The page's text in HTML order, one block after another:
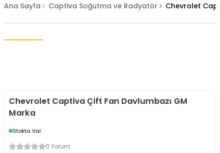
Ana Sayfa Captiva Soğutma ve Radyatör Chevrolet
Chevrolet Captiva Çift Fan Davlumbazı GM
Marka
Stokta Var
0 Yorum